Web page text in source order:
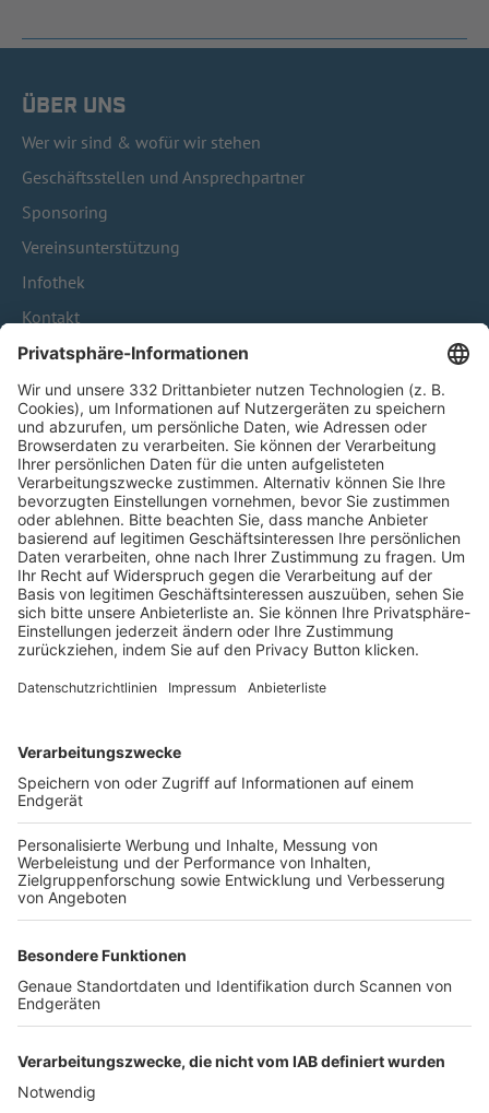
ÜBER UNS
Wer wir sind & wofür wir stehen
Geschäftsstellen und Ansprechpartner
Sponsoring
Vereinsunterstützung
Infothek
Kontakt
HÄUFIG BESUCHTE SEITEN
Pässe und Vereinswechsel
Trainerausbildung
Schulungsangebot Vereinsmitarbeiter
BFV-Geschäftsstellen
Trainerbörse
Login SpielPlus
FOLGE DEM BFV
TOP-VEREINE
TOP-PARTNER